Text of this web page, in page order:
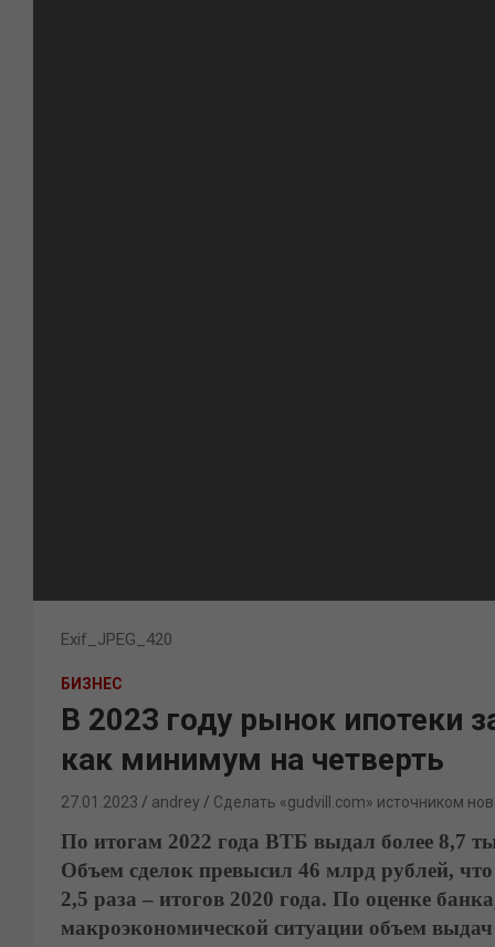
Exif_JPEG_420
БИЗНЕС
В 2023 году рынок ипотеки
как минимум на четверть
27.01.2023 andrey Сделать «gudvill.com» источником
По итогам 2022 года ВТБ выдал более 8,7
Объем сделок превысил 46 млрд рублей,
2,5 раза – итогов 2020 года. По оценке
макроэкономической ситуации объем